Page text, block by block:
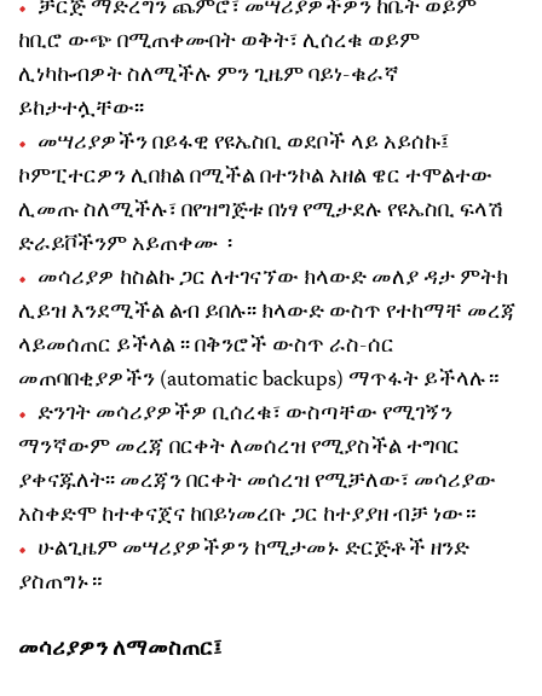
ቻርጅ ማድረግን ጨምሮ፣ መሣሪያዎችዎን ከቤት ወይም
ከቢሮ ውጭ በሚጠቀሙበት ወቅት፣ ሊሰረቁ ወይም
ሊነካኩብዎት ስለሚችሉ ምን ጊዜም ባይነ-ቁራኛ
ይከታተሏቸው፡፡
መሣሪያዎችን በይፋዊ የዩኤስቢ ወደቦች ላይ አይሰኩ፤
ኮምፒተርዎን ሊበክል በሚችል በተንኮል አዘል ዌር ተሞልተው
ሊመጡ ስለሚችሉ፣ በየዝግጅቱ በነፃ የሚታደሉ የዩኤስቢ ፍላሽ
ድራይቮችንም አይጠቀሙ ፡
መሳሪያዎ ከስልኩ ጋር ለተገናኘው ክላውድ መለያ ዳታ ምትክ
ሊይዝ እንደሚችል ልብ ይበሉ፡፡ ክላውድ ውስጥ የተከማቸ መረጃ
ላይመሰጠር ይችላል ፡፡ በቅንሮች ውስጥ ራስ-ሰር
መጠባበቂያዎችን (automatic backups) ማጥፋት ይችላሉ።
ድንገት መሳሪያዎችዎ ቢሰረቁ፣ ውስጣቸው የሚገኝን
ማንኛውም መረጃ በርቀት ለመሰረዝ የሚያስችል ተግባር
ያቀናጁለት፡፡ መረጃን በርቀት መሰረዝ የሚቻለው፣ መሳሪያው
አስቀድሞ ከተቀናጀና ከበይነመረቡ ጋር ከተያያዘ ብቻ ነው።
ሁልጊዜም መሣሪያዎችዎን ከሚታመኑ ድርጅቶች ዘንድ
ያስጠግኑ።
መሳሪያዎን ለማመስጠር፤